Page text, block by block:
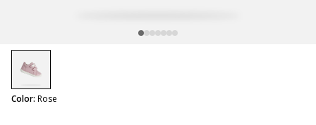
Color: Rose
selected